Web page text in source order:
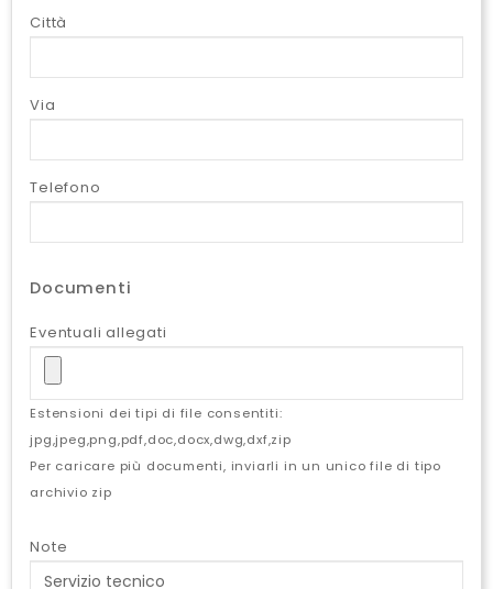
Città
Via
Telefono
Documenti
Eventuali allegati
Estensioni dei tipi di file consentiti:
jpg,jpeg,png,pdf,doc,docx,dwg,dxf,zip
Per caricare più documenti, inviarli in un unico file di tipo
archivio zip
Note